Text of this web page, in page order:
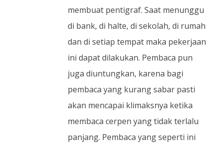
membuat pentigraf. Saat menunggu
di bank, di halte, di sekolah, di rumah
dan di setiap tempat maka pekerjaan
ini dapat dilakukan. Pembaca pun
juga diuntungkan, karena bagi
pembaca yang kurang sabar pasti
akan mencapai klimaksnya ketika
membaca cerpen yang tidak terlalu
panjang. Pembaca yang seperti ini